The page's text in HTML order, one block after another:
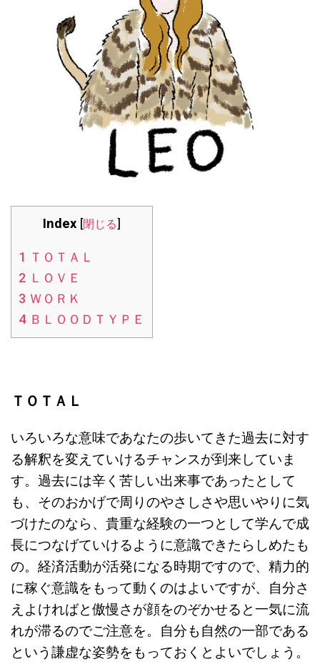
Index [閉じる]
1 ＴＯＴＡＬ
2ＬＯＶＥ
3 ＷＯＲＫ
4ＢＬＯＯＤＴＹＰＥ
ＴＯＴＡＬ
いろいろな意味であなたの歩いてきた過去に対す
る解釈を変えていけるチャンスが到来していま
す。過去には辛く苦しい出来事であったとして
も、そのおかげで周りのやさしさや思いやりに気
づけたのなら、貴重な経験の一つとして学んで成
長につなげていけるように意識できたらしめたも
の。経済活動が活発になる時期ですので、精力的
に稼ぐ意識をもって動くのはよいですが、自分さ
えよければと傲慢さが顔をのぞかせると一気に流
れが滞るのでご注意を。自分も自然の一部である
という謙虚な姿勢をもっておくとよいでしょう。